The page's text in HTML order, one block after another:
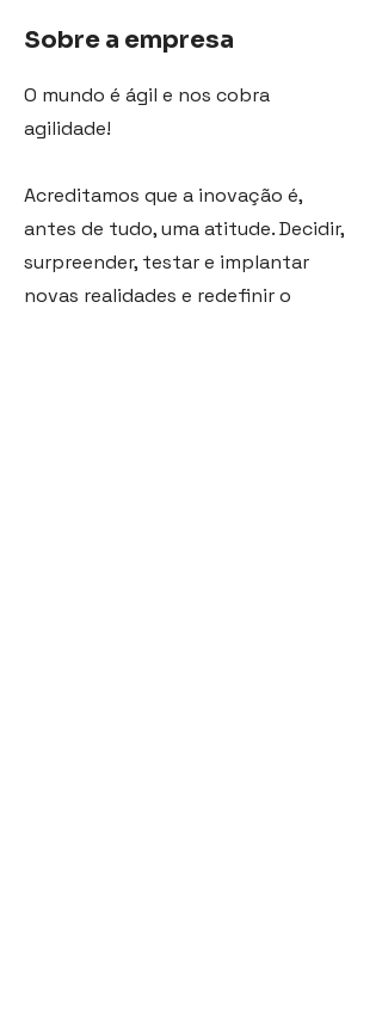
Sobre a empresa
O mundo é ágil e nos cobra
agilidade!
Acreditamos que a inovação é,
antes de tudo, uma atitude. Decidir,
surpreender, testar e implantar
novas realidades e redefinir o